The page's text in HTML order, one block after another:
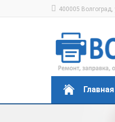
400005 Волгоград,
Главная